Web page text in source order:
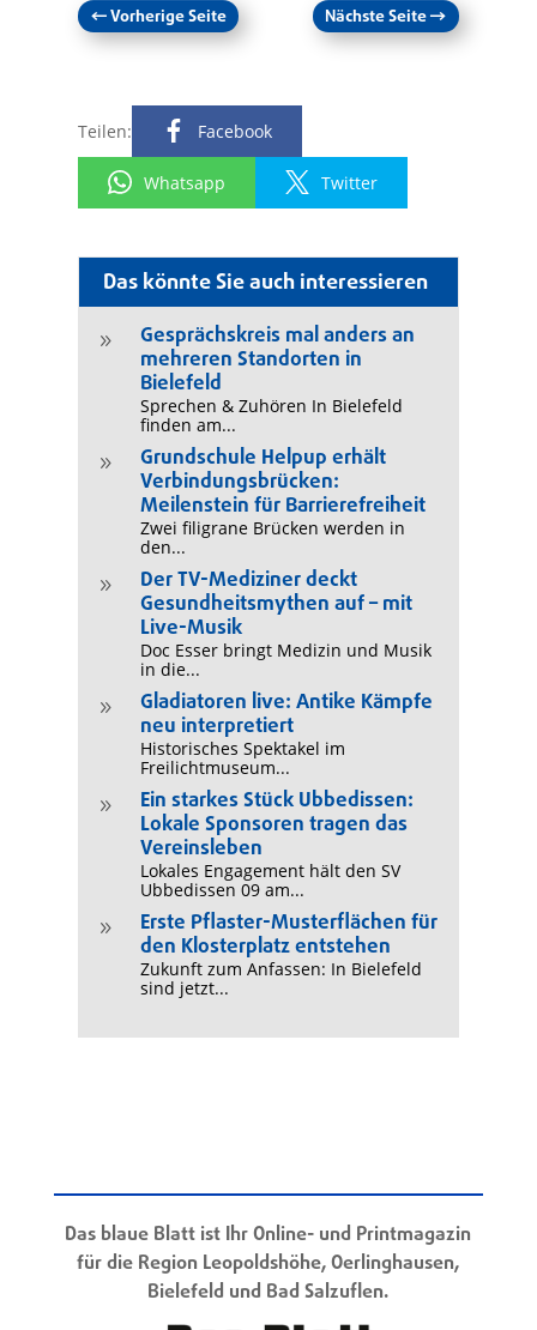
Das könnte Sie auch interessieren
9
Gesprächskreis mal anders an
mehreren Standorten in
Bielefeld
Sprechen & Zuhören In Bielefeld
finden am...
9
Grundschule Helpup erhält
Verbindungsbrücken:
Meilenstein für Barrierefreiheit
Zwei filigrane Brücken werden in
den...
9
Der TV-Mediziner deckt
Gesundheitsmythen auf – mit
Live-Musik
Doc Esser bringt Medizin und Musik
in die...
9
Gladiatoren live: Antike Kämpfe
neu interpretiert
Historisches Spektakel im
Freilichtmuseum...
9
Ein starkes Stück Ubbedissen:
Lokale Sponsoren tragen das
Vereinsleben
Lokales Engagement hält den SV
Ubbedissen 09 am...
9
Erste Pflaster-Musterflächen für
den Klosterplatz entstehen
Zukunft zum Anfassen: In Bielefeld
sind jetzt...
←Vorherige Seite Nächste Seite→
Teilen: Facebook
Whatsapp Twitter
Das blaue Blatt ist Ihr Online- und Printmagazin
für die Region Leopoldshöhe, Oerlinghausen,
Bielefeld und Bad Salzuflen.